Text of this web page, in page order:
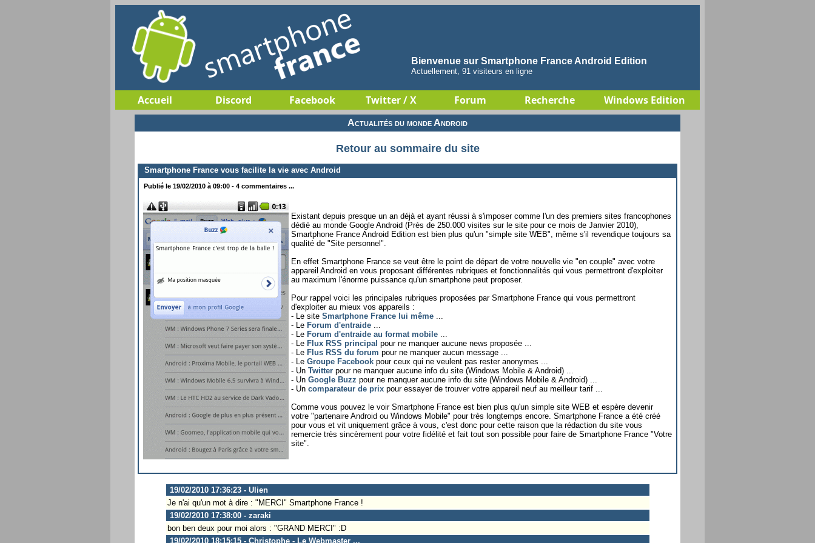
Bienvenue sur Smartphone France Android Edition
Actuellement, 91 visiteurs en ligne
Accueil Discord Facebook Twitter / X Forum Recherche Windows Edition
Actualités du monde Android
Retour au sommaire du site
Smartphone France vous facilite la vie avec Android
Publié le 19/02/2010 à 09:00 - 4 commentaires ...
Existant depuis presque un an déjà et ayant réussi à s'imposer comme l'un des premiers sites francophones
dédié au monde Google Android (Près de 250.000 visites sur le site pour ce mois de Janvier 2010),
Smartphone France Android Edition est bien plus qu'un "simple site WEB", même s'il revendique toujours sa
qualité de "Site personnel".
En effet Smartphone France se veut être le point de départ de votre nouvelle vie "en couple" avec votre
appareil Android en vous proposant différentes rubriques et fonctionnalités qui vous permettront d'exploiter
au maximum l'énorme puissance qu'un smartphone peut proposer.
Pour rappel voici les principales rubriques proposées par Smartphone France qui vous permettront
d'exploiter au mieux vos appareils :
- Le site Smartphone France lui même
- Le Forum d'entraide
- Le Forum d'entraide au format mobile
- Le Flux RSS principal pour ne manquer aucune news proposée ...
- Le Flus RSS du forum pour ne manquer aucun message ...
- Le Groupe Facebook pour ceux qui ne veulent pas rester anonymes ...
- Un Twitter pour ne manquer aucune info du site (Windows Mobile & Android) ...
- Un Google Buzz pour ne manquer aucune info du site (Windows Mobile & Android) ...
- Un comparateur de prix pour essayer de trouver votre appareil neuf au meilleur tarif ...
Comme vous pouvez le voir Smartphone France est bien plus qu'un simple site WEB et espère devenir
votre "partenaire Android ou Windows Mobile" pour très longtemps encore. Smartphone France a été créé
pour vous et vit uniquement grâce à vous, c'est donc pour cette raison que la rédaction du site vous
remercie très sincèrement pour votre fidélité et fait tout son possible pour faire de Smartphone France "Votre
site".
19/02/2010 17:36:23 - Ulien
Je n'ai qu'un mot à dire : "MERCI" Smartphone France !
19/02/2010 17:38:00 - zaraki
bon ben deux pour moi alors : "GRAND MERCI" :D
19/02/2010 18:15:15 - Christophe - Le Webmaster ...